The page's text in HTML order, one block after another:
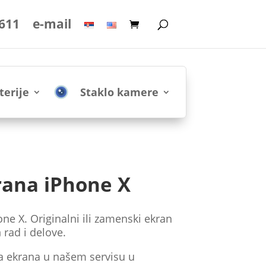
e-mail
Staklo kamere
iPhone X
X. Originalni ili zamenski ekran
rad i delove.
ekrana u našem servisu u